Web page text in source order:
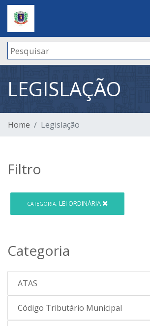
LEGISLAÇÃO
Home Legislação
Filtro
CATEGORIA: LEI ORDINÁRIA
Categoria
ATAS
Código Tributário Municipal